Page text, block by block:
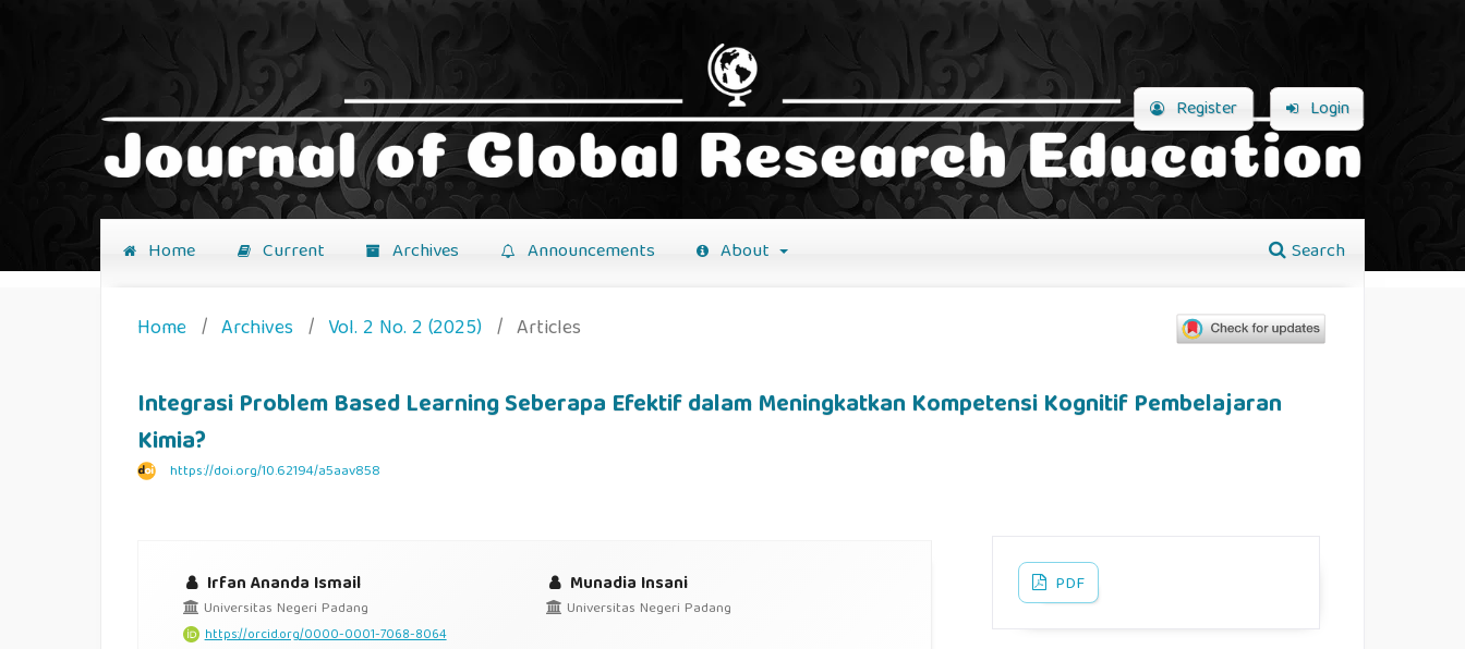
Home Current Archives Announcements About Search
Register Login
Home / Archives / Vol. 2 No. 2 (2025) / Articles
Integrasi Problem Based Learning Seberapa Efektif dalam Meningkatkan Kompetensi Kognitif Pembelajaran
Kimia?
https://doi.org/10.62194/a5aav858
Irfan Ananda Ismail
Universitas Negeri Padang
https://orcid.org/0000-0001-7068-8064
Munadia Insani
Universitas Negeri Padang
PDF